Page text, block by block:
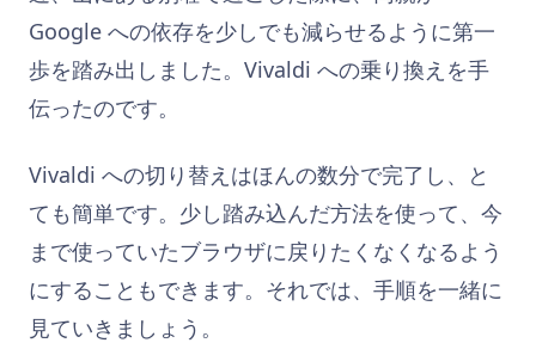
Google への依存を少しでも減らせるように第一
歩を踏み出しました。Vivaldi への乗り換えを手
伝ったのです。
Vivaldi への切り替えはほんの数分で完了し、と
ても簡単です。少し踏み込んだ方法を使って、今
まで使っていたブラウザに戻りたくなくなるよう
にすることもできます。それでは、手順を一緒に
見ていきましょう。